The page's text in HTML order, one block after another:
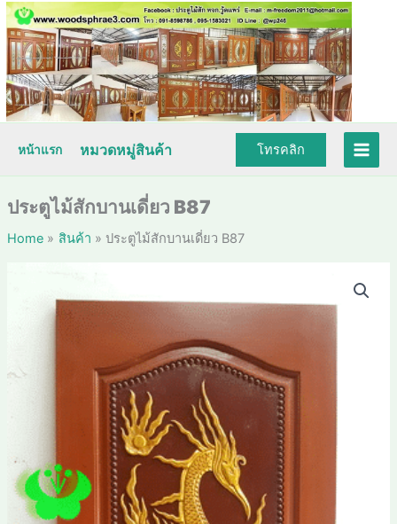
Skip
to
content
หน้าแรก หมวดหมู่สินค้า โทรคลิก
ประตูไม้สักบานเดี่ยว B87
Home สินค้า ประตูไม้สักบานเดี่ยว B87